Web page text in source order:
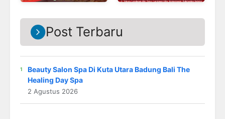
Post Terbaru
Beauty Salon Spa Di Kuta Utara Badung Bali The
Healing Day Spa
2 Agustus 2026